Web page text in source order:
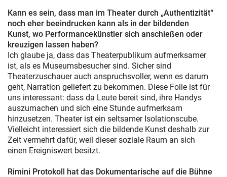
Kann es sein, dass man im Theater durch „Authentizität“
noch eher beeindrucken kann als in der bildenden
Kunst, wo Performancekünstler sich anschießen oder
kreuzigen lassen haben?
Ich glaube ja, dass das Theaterpublikum aufmerksamer
ist, als es Museumsbesucher sind. Sicher sind
Theaterzuschauer auch anspruchsvoller, wenn es darum
geht, Narration geliefert zu bekommen. Diese Folie ist für
uns interessant: dass da Leute bereit sind, ihre Handys
auszumachen und sich eine Stunde aufmerksam
hinzusetzen. Theater ist ein seltsamer Isolationscube.
Vielleicht interessiert sich die bildende Kunst deshalb zur
Zeit vermehrt dafür, weil dieser soziale Raum an sich
einen Ereigniswert besitzt.
Rimini Protokoll hat das Dokumentarische auf die Bühne